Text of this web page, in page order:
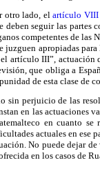
otro lado, elartículo VIII
deben seguir las partes
competentes de las
juzguen apropiadas
artículo III”, actuación
que obliga a
de esta clase de
sin perjuicio de las
en las actuaciones
en cuanto se
actuales en ese
No puede dejar de
en los casos de